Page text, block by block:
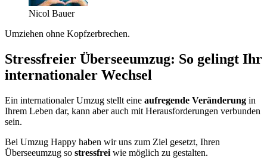
Nicol Bauer
Umziehen ohne Kopfzerbrechen.
Stressfreier Überseeumzug: So gelingt Ihr
internationaler Wechsel
Ein internationaler Umzug stellt eine aufregende Veränderung in
Ihrem Leben dar, kann aber auch mit Herausforderungen verbunden
sein.
Bei Umzug Happy haben wir uns zum Ziel gesetzt, Ihren
Überseeumzug so stressfrei wie möglich zu gestalten.